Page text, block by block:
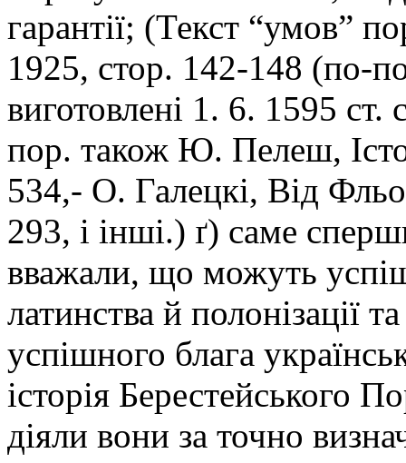
гарантії; (Текст “умов”
1925, стор. 142-148 (по-
виготовлені 1. 6. 1595 ст.
пор. також Ю. Пелеш,
534,- О. Галецкі, Від
293, і інші.) ґ) саме
вважали, що можуть
латинства й полонізації
успішного блага
історія Берестейського
діяли вони за точно